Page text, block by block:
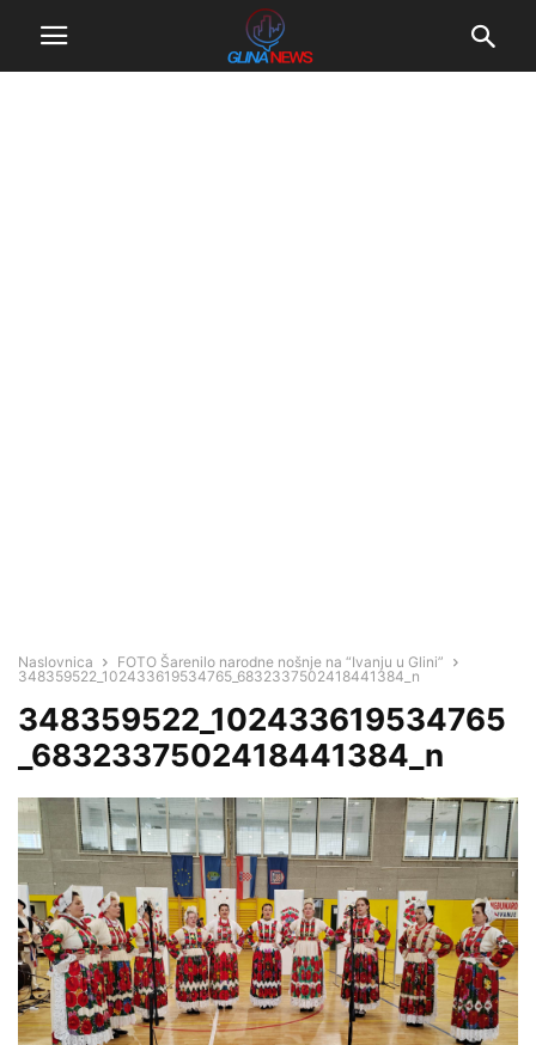
Naslovnica
FOTO Šarenilo narodne nošnje na “Ivanju u Glini”
348359522_102433619534765_6832337502418441384_n
348359522_102433619534765
_6832337502418441384_n